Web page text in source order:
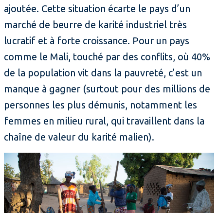
ajoutée. Cette situation écarte le pays d’un
marché de beurre de karité industriel très
lucratif et à forte croissance. Pour un pays
comme le Mali, touché par des conflits, où 40%
de la population vit dans la pauvreté, c’est un
manque à gagner (surtout pour des millions de
personnes les plus démunis, notamment les
femmes en milieu rural, qui travaillent dans la
chaîne de valeur du karité malien).